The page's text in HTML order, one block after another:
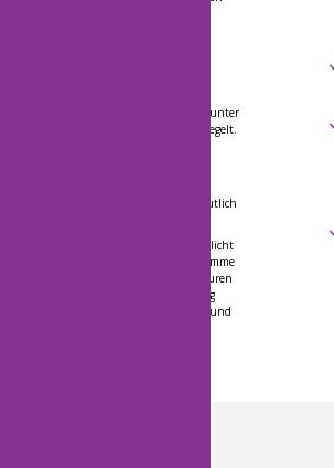
über Operationssäle bis hin zu
jeder Zone
oder Operationssaal – die
entsprechend den Betriebszeiten und unter
der geltenden Hygienevorschriften geregelt.
durch Zonenregelung
können abhängig von ihrer aktuellen
werden. Dadurch werden unnötiger
vermieden und die Betriebskosten deutlich
und Transparenz
– Das System ermöglicht
individueller Temperaturprogramme
Überwachung der aktuellen Temperaturen
So erhält die Einrichtungsleitung
für ein effizientes Energiemanagement und
Wärmeversorgung.